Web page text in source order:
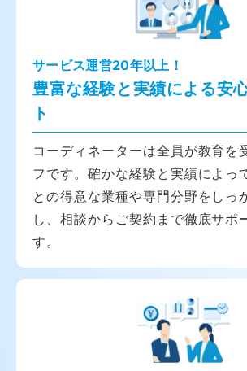
サービス運営20年以上！
豊富な経験と実績による安
ト
コーディネーターは全員が教育を
フです。確かな経験と実績によっ
との得意な業種や専門分野をしっ
し、相談からご契約まで徹底サポ
す。